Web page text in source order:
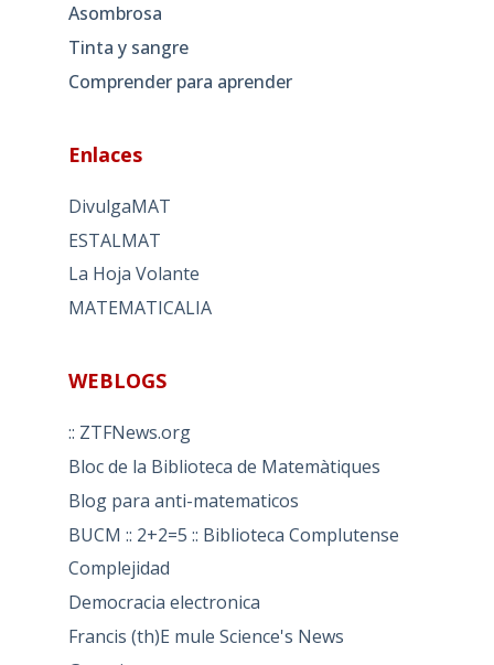
Asombrosa
Tinta y sangre
Comprender para aprender
Enlaces
DivulgaMAT
ESTALMAT
La Hoja Volante
MATEMATICALIA
WEBLOGS
:: ZTFNews.org
Bloc de la Biblioteca de Matemàtiques
Blog para anti-matematicos
BUCM :: 2+2=5 :: Biblioteca Complutense
Complejidad
Democracia electronica
Francis (th)E mule Science's News